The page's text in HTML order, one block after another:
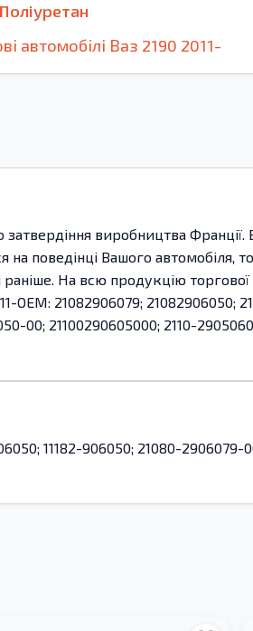
Поліуретан
автомобілі Ваз 2190 2011-
виробництва
поведінці Вашого автомобіля,
На всю продукцію
21082906079; 21082906050;
00; 21100290605000; 2110-
11182-906050; 21080-